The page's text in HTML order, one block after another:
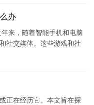
办
来，随着智能手机和电脑
社交媒体。这些游戏和社
正在经历它。本文旨在探